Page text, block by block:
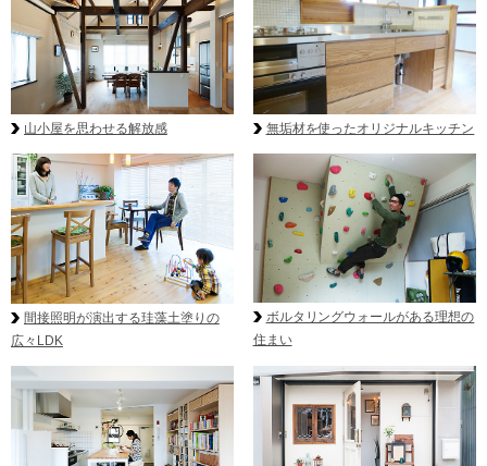
山小屋を思わせる解放感 無垢材を使ったオリジナルキッチン
間接照明が演出する珪藻土塗りの
広々LDK
ボルタリングウォールがある理想の
住まい